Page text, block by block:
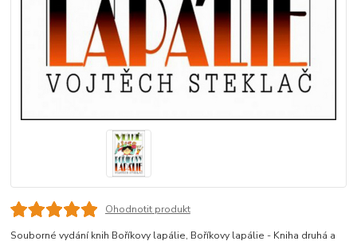
Ohodnotit produkt
Souborné vydání knih Boříkovy lapálie, Boříkovy lapálie - Kniha druhá a